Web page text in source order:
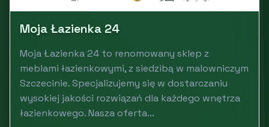
Moja Łazienka 24
Moja Łazienka 24 to renomowany sklep z
meblami łazienkowymi, z siedzibą w malowniczym
Szczecinie. Specjalizujemy się w dostarczaniu
wysokiej jakości rozwiązań dla każdego wnętrza
łazienkowego. Nasza oferta...